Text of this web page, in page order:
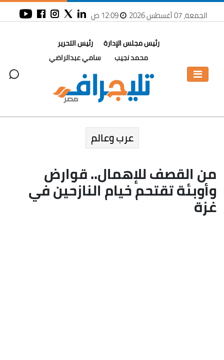
الجمعة، 07 أغسطس 2026 12:09 ص
رئيس مجلس الإدارة
محمد نجيب
رئيس التحرير
سامي عبدالراضي
عرب وعالم
من القصف للإهمال.. قوارض
وأوبئة تقتحم خيام النازحين في
غزة